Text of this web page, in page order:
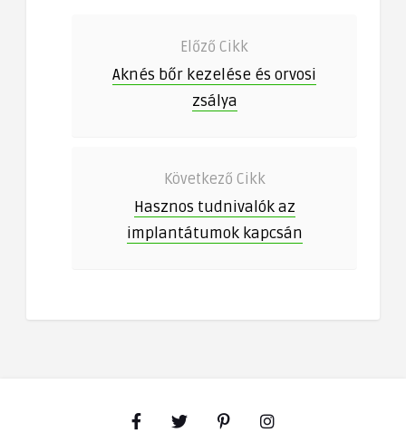
Előző Cikk
Aknés bőr kezelése és orvosi
zsálya
Következő Cikk
Hasznos tudnivalók az
implantátumok kapcsán